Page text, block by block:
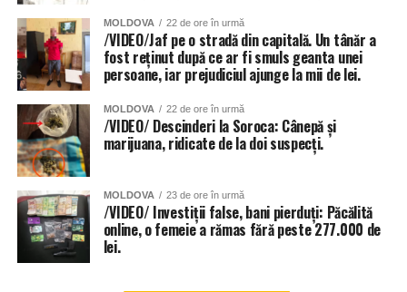
MOLDOVA 22 de ore în urmă
/VIDEO/Jaf pe o stradă din capitală. Un tânăr a
fost reținut după ce ar fi smuls geanta unei
persoane, iar prejudiciul ajunge la mii de lei.
MOLDOVA 22 de ore în urmă
/VIDEO/ Descinderi la Soroca: Cânepă și
marijuana, ridicate de la doi suspecți.
MOLDOVA 23 de ore în urmă
/VIDEO/ Investiții false, bani pierduți: Păcălită
online, o femeie a rămas fără peste 277.000 de
lei.